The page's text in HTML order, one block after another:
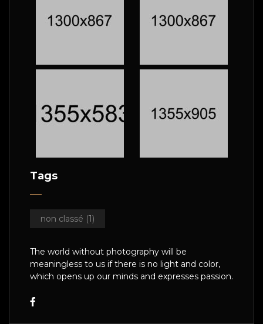
Tags
non classé (1)
The world without photography will be
meaningless to us if there is no light and color,
which opens up our minds and expresses passion.